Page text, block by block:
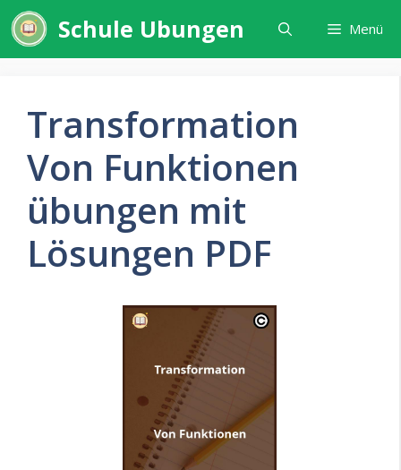
Zum
Inhalt
springen
Schule Ubungen Menü
Transformation
Von Funktionen
übungen mit
Lösungen PDF